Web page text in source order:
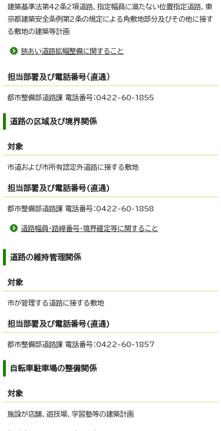
建築基準法第42条2項道路、指定幅員に満たない位置指定道路、東
京都建築安全条例第2条の規定による角敷地部分及びその他に接す
る敷地の建築等計画
狭あい道路拡幅整備に関すること
担当部署及び電話番号（直通）
都市整備部道路課 電話番号：0422-60-1855
道路の区域及び境界関係
対象
市道および市所有認定外道路に接する敷地
担当部署及び電話番号(直通)
都市整備部道路課 電話番号：0422-60-1858
道路幅員・路線番号・境界確定等に関すること
道路の維持管理関係
対象
市が管理する道路に接する敷地
担当部署及び電話番号(直通)
都市整備部道路課 電話番号：0422-60-1857
自転車駐車場の整備関係
対象
施設が店舗、遊技場、学習塾等の建築計画